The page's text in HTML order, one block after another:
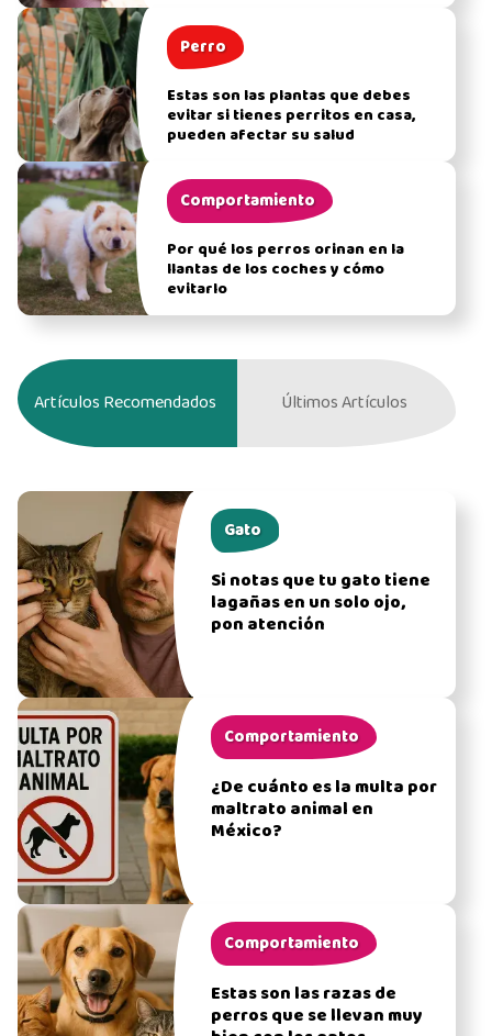
Perro
Estas son las plantas que debes
evitar si tienes perritos en casa,
pueden afectar su salud
Comportamiento
Por qué los perros orinan en la
llantas de los coches y cómo
evitarlo
Artículos Recomendados Últimos Artículos
Gato
Si notas que tu gato tiene
lagañas en un solo ojo,
pon atención
Comportamiento
¿De cuánto es la multa por
maltrato animal en
México?
Comportamiento
Estas son las razas de
perros que se llevan muy